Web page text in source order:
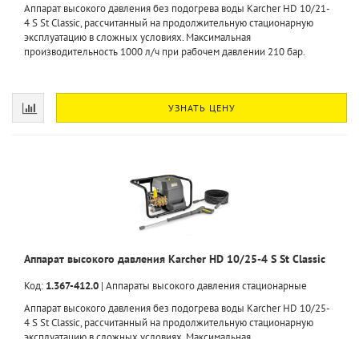
Аппарат высокого давления без подогрева воды Karcher HD 10/21-
4 S St Classic, рассчитанный на продолжительную стационарную
эксплуатацию в сложных условиях. Максимальная
производительность 1000 л/ч при рабочем давлении 210 бар.
УЗНАТЬ ЦЕНУ
Аппарат высокого давления Karcher HD 10/25-4 S St Classic
Код: 1.367-412.0 | Аппараты высокого давления стационарные
Аппарат высокого давления без подогрева воды Karcher HD 10/25-
4 S St Classic, рассчитанный на продолжительную стационарную